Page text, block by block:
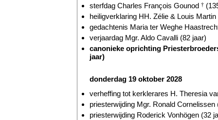
sterfdag Charles François Gounod †
heiligverklaring HH. Zélie & Louis Martin
gedachtenis Maria ter Weghe
verjaardag Mgr. Aldo Cavalli (82 jaar)
canonieke oprichting
jaar)
donderdag 19 oktober 2028
verheffing tot kerklerares H. Theresia
priesterwijding Mgr. Ronald Cornelissen
priesterwijding Roderick Vonhögen (32